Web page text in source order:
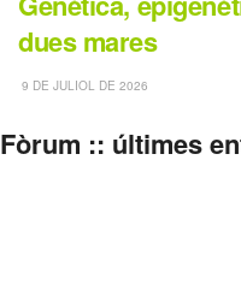
dues mares
9 DE JULIOL DE 2026
Fòrum :: últimes